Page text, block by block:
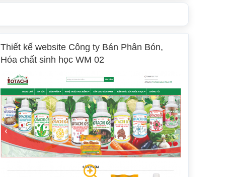
Thiết kế website Công ty Bán Phân Bón,
Hóa chất sinh học WM 02